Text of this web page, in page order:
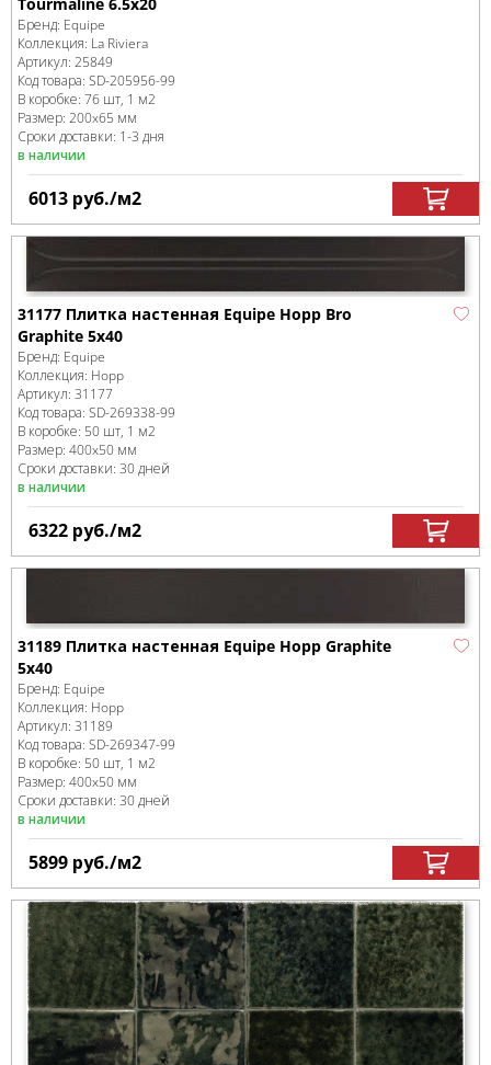
Бренд: Equipe
Коллекция: La Riviera
Артикул: 25849
Код товара: SD-205956-99
В коробке: 76 шт, 1 м2
Размер: 200x65 мм
Сроки доставки: 1-3 дня
в наличии
6013 руб./м2
31177 Плитка настенная Equipe Hopp Bro
Graphite 5x40
Бренд: Equipe
Коллекция: Hopp
Артикул: 31177
Код товара: SD-269338-99
В коробке: 50 шт, 1 м2
Размер: 400x50 мм
Сроки доставки: 30 дней
в наличии
6322 руб./м2
31189 Плитка настенная Equipe Hopp Graphite
5x40
Бренд: Equipe
Коллекция: Hopp
Артикул: 31189
Код товара: SD-269347-99
В коробке: 50 шт, 1 м2
Размер: 400x50 мм
Сроки доставки: 30 дней
в наличии
5899 руб./м2